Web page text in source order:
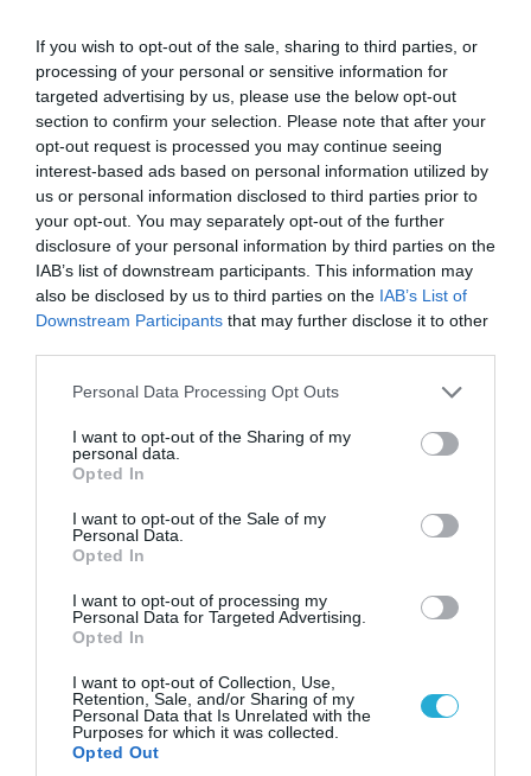
If you wish to opt-out of the sale, sharing to third parties, or
processing of your personal or sensitive information for
targeted advertising by us, please use the below opt-out
section to confirm your selection. Please note that after your
opt-out request is processed you may continue seeing
interest-based ads based on personal information utilized by
us or personal information disclosed to third parties prior to
your opt-out. You may separately opt-out of the further
disclosure of your personal information by third parties on the
IAB’s list of downstream participants. This information may
also be disclosed by us to third parties on the IAB’s List of
Downstream Participants that may further disclose it to other
Please note that this website/app uses one or more Google
not limited to your visit or usage behaviour. You may click to
grant or deny consent to Google and its third-party tags to
use your data for below specified purposes in below Google
consent section.
Personal Data Processing Opt Outs
I want to opt-out of the Sharing of my
personal data.
Opted In
I want to opt-out of the Sale of my
Personal Data.
Opted In
I want to opt-out of processing my
Personal Data for Targeted Advertising.
Opted In
I want to opt-out of Collection, Use,
Retention, Sale, and/or Sharing of my
Personal Data that Is Unrelated with the
Purposes for which it was collected.
Opted Out
06.08.2026 | 14:02
«Επιχείρηση ελεύθερα πεζοδρόμια» στην
06.08.2026 | 09:03
«Οι εντελώς αθώοι»: Η ανάρτηση του Αρκά για
τα ζώα που χάθηκαν στις πυρκαγιές της